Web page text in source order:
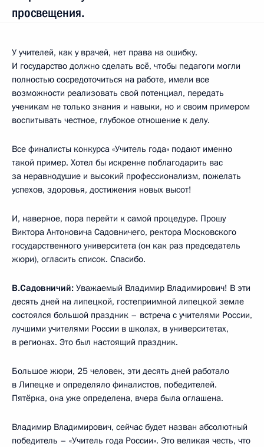
просвещения.
У учителей, как у врачей, нет права на ошибку.
И государство должно сделать всё, чтобы педагоги могли
полностью сосредоточиться на работе, имели все
возможности реализовать свой потенциал, передать
ученикам не только знания и навыки, но и своим примером
воспитывать честное, глубокое отношение к делу.
Все финалисты конкурса «Учитель года» подают именно
такой пример. Хотел бы искренне поблагодарить вас
за неравнодушие и высокий профессионализм, пожелать
успехов, здоровья, достижения новых высот!
И, наверное, пора перейти к самой процедуре. Прошу
Виктора Антоновича Садовничего, ректора Московского
государственного университета (он как раз председатель
жюри), огласить список. Спасибо.
В.Садовничий: Уважаемый Владимир Владимирович! В эти
десять дней на липецкой, гостеприимной липецкой земле
состоялся большой праздник – встреча с учителями России,
лучшими учителями России в школах, в университетах,
в регионах. Это был настоящий праздник.
Большое жюри, 25 человек, эти десять дней работало
в Липецке и определяло финалистов, победителей.
Пятёрка, она уже определена, вчера была оглашена.
Владимир Владимирович, сейчас будет назван абсолютный
победитель – «Учитель года России». Это великая честь, что